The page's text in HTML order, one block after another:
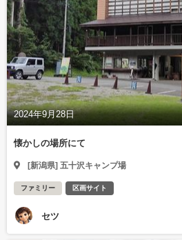
2024年9月28日
懐かしの場所にて
[新潟県] 五十沢キャンプ場
ファミリー 区画サイト
セツ